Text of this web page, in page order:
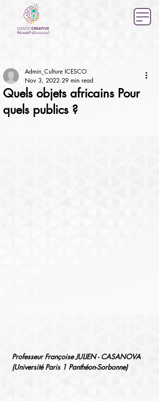
Quels objets africains Pour
quels publics ?
Admin_Culture ICESCO
Nov 3, 2022 29 min read
Professeur Françoise JULIEN - CASANOVA
(Université Paris 1 Panthéon-Sorbonne)